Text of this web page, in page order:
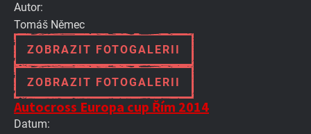
Autor:
Tomáš Němec
ZOBRAZIT FOTOGALERII
ZOBRAZIT FOTOGALERII
Autocross Europa cup Řím 2014
Datum: